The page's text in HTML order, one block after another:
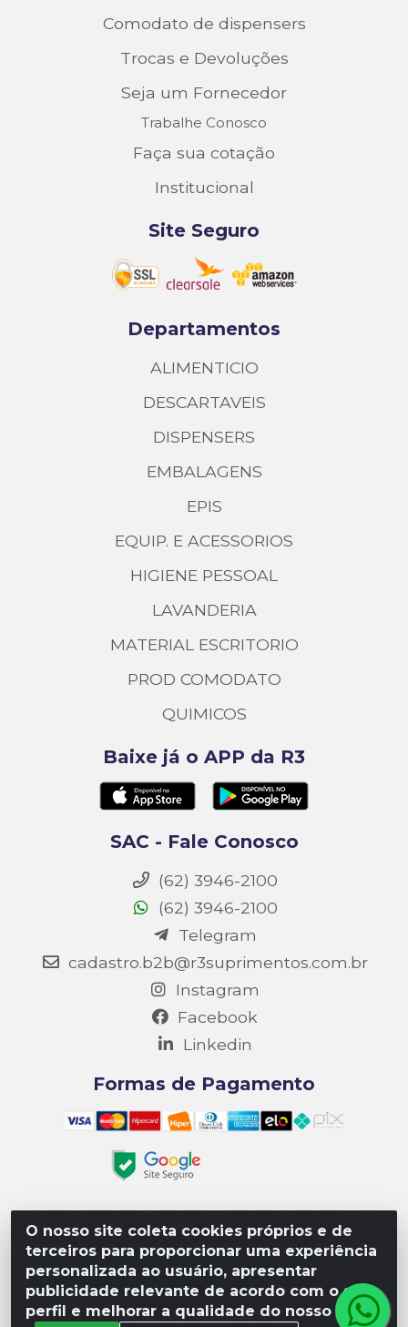
O nosso site coleta cookies próprios e de
terceiros para proporcionar uma experiência
personalizada ao usuário, apresentar
publicidade relevante de acordo com o seu
perfil e melhorar a qualidade do nosso site.
Comodato de dispensers
Trocas e Devoluções
Seja um Fornecedor
Trabalhe Conosco
Faça sua cotação
Institucional
Site Seguro
Departamentos
ALIMENTICIO
DESCARTAVEIS
DISPENSERS
EMBALAGENS
EPIS
EQUIP. E ACESSORIOS
HIGIENE PESSOAL
LAVANDERIA
MATERIAL ESCRITORIO
PROD COMODATO
QUIMICOS
Baixe já o APP da R3
SAC - Fale Conosco
(62) 3946-2100
(62) 3946-2100
Telegram
cadastro.b2b@r3suprimentos.com.br
Instagram
Facebook
Linkedin
Formas de Pagamento
Matriz R3 Suprimentos - Rua 14, Polo Empresarial Goiás
– Etapa III, Quadra: 15; Lote 04, Aparecida de
Goiânia/GO, CEP 74985-182. - CNPJ 10.641.901/0001-16